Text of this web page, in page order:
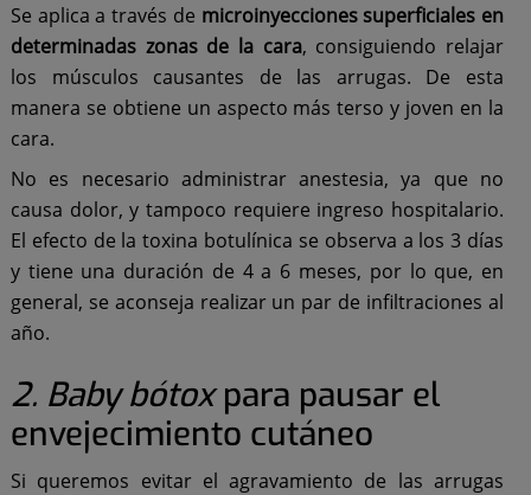
Se aplica a través de microinyecciones superficiales en
determinadas zonas de la cara, consiguiendo relajar
los músculos causantes de las arrugas. De esta
manera se obtiene un aspecto más terso y joven en la
cara.
No es necesario administrar anestesia, ya que no
causa dolor, y tampoco requiere ingreso hospitalario.
El efecto de la toxina botulínica se observa a los 3 días
y tiene una duración de 4 a 6 meses, por lo que, en
general, se aconseja realizar un par de infiltraciones al
año.
2. Baby bótoxpara pausar el
envejecimiento cutáneo
Si queremos evitar el agravamiento de las arrugas